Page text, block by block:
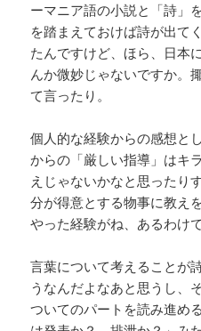
ーマニア語の小説と「詩」
を踏まえておけば詩が出て
たんですけど、ほら、日本
んか微妙じゃないですか。
て言ったり。
個人的な経験からの感想と
からの「厳しい指導」はキ
えじゃないかなと思ったり
分が得意とする物事に教え
やった経験がね、あるわけで
言葉について考えることが
うなんだよなあと思うし、
ついてのパートを読み進め